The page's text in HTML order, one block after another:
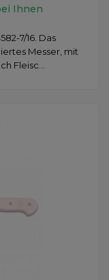
Ihnen
7/16. Das
Messer, mit
Fleisc...